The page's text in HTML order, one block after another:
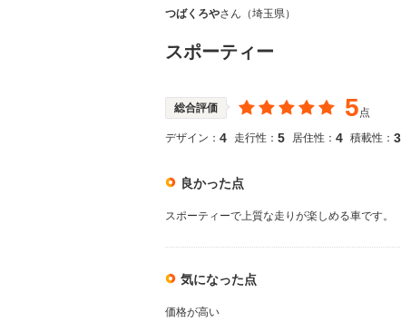
つばくろやさん（埼玉県）
スポーティー
総合評価 5点
デザイン： 4 走行性： 5 居住性： 4 積載性： 3
良かった点
スポーティーで上質な走りが楽しめる車です。
気になった点
価格が高い